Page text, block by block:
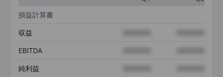
損益計算書
収益
EBITDA
純利益